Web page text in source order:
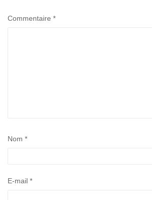
Commentaire *
Nom *
E-mail *